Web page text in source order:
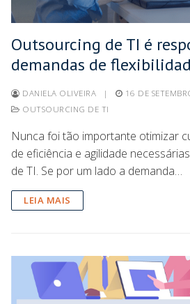
Outsourcing de TI é
demandas de
DANIELA OLIVEIRA | 16 DE
OUTSOURCING DE TI
Nunca foi tão importante otimizar
de eficiência e agilidade
de TI. Se por um lado a demanda…
LEIA MAIS